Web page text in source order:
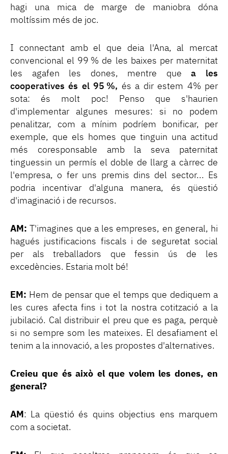
hagi una mica de marge de maniobra dóna
moltíssim més de joc.
I connectant amb el que deia l'Ana, al mercat
convencional el 99 % de les baixes per maternitat
les agafen les dones, mentre quea les
cooperatives és el 95 %, és a dir estem 4% per
sota: és molt poc! Penso que s'haurien
d'implementar algunes mesures: si no podem
penalitzar, com a mínim podríem bonificar, per
exemple, que els homes que tinguin una actitud
més coresponsable amb la seva paternitat
tinguessin un permís el doble de llarg a càrrec de
l'empresa, o fer uns premis dins del sector... Es
podria incentivar d'alguna manera, és qüestió
d'imaginació i de recursos.
AM: T'imagines que a les empreses, en general, hi
hagués justificacions fiscals i de seguretat social
per als treballadors que fessin ús de les
excedències. Estaria molt bé!
EM: Hem de pensar que el temps que dediquem a
les cures afecta fins i tot la nostra cotització a la
jubilació. Cal distribuir el preu que es paga, perquè
si no sempre som les mateixes. El desafiament el
tenim a la innovació, a les propostes d'alternatives.
Creieu que és això el que volem les dones, en
general?
AM : La qüestió és quins objectius ens marquem
com a societat.